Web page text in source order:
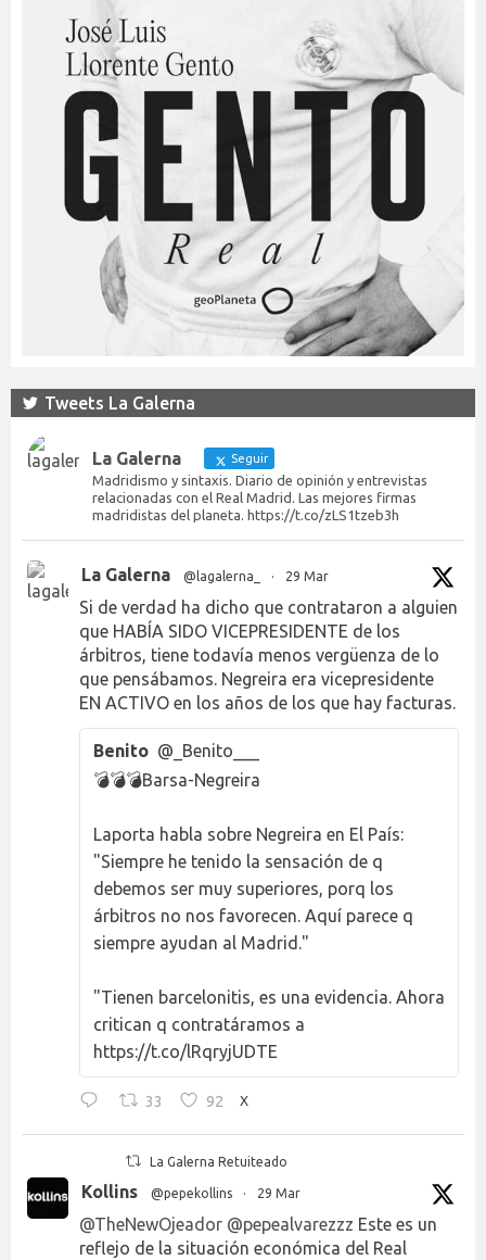
Tweets La Galerna
La Galerna Seguir
Madridismo y sintaxis. Diario de opinión y entrevistas
relacionadas con el Real Madrid. Las mejores firmas
madridistas del planeta. https://t.co/zLS1tzeb3h
La Galerna @lagalerna_ · 29 Mar
Si de verdad ha dicho que contrataron a alguien
que HABÍA SIDO VICEPRESIDENTE de los
árbitros, tiene todavía menos vergüenza de lo
que pensábamos. Negreira era vicepresidente
EN ACTIVO en los años de los que hay facturas.
Benito @_Benito___
💣💣💣Barsa-Negreira
Laporta habla sobre Negreira en El País:
"Siempre he tenido la sensación de q
debemos ser muy superiores, porq los
árbitros no nos favorecen. Aquí parece q
siempre ayudan al Madrid."
"Tienen barcelonitis, es una evidencia. Ahora
critican q contratáramos a
https://t.co/lRqryjUDTE
33 92 X
La Galerna Retuiteado
Kollins @pepekollins · 29 Mar
@TheNewOjeador @pepealvarezzz Este es un
reflejo de la situación económica del Real